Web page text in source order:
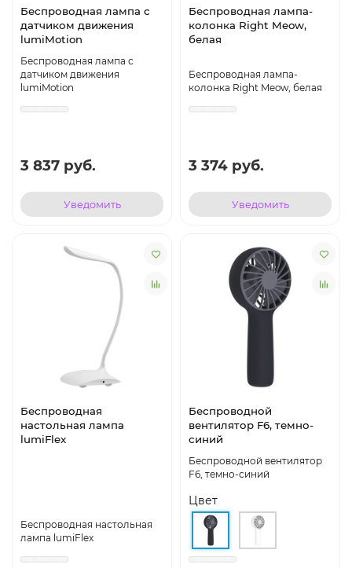
Беспроводная лампа с
датчиком движения
lumiMotion
Беспроводная лампа с
датчиком движения
lumiMotion
3 837 руб.
Уведомить
Беспроводная лампа-
колонка Right Meow,
белая
Беспроводная лампа-
колонка Right Meow, белая
3 374 руб.
Уведомить
Беспроводная
настольная лампа
lumiFlex
Беспроводная настольная
лампа lumiFlex
Беспроводной
вентилятор F6, темно-
синий
Беспроводной вентилятор
F6, темно-синий
Цвет